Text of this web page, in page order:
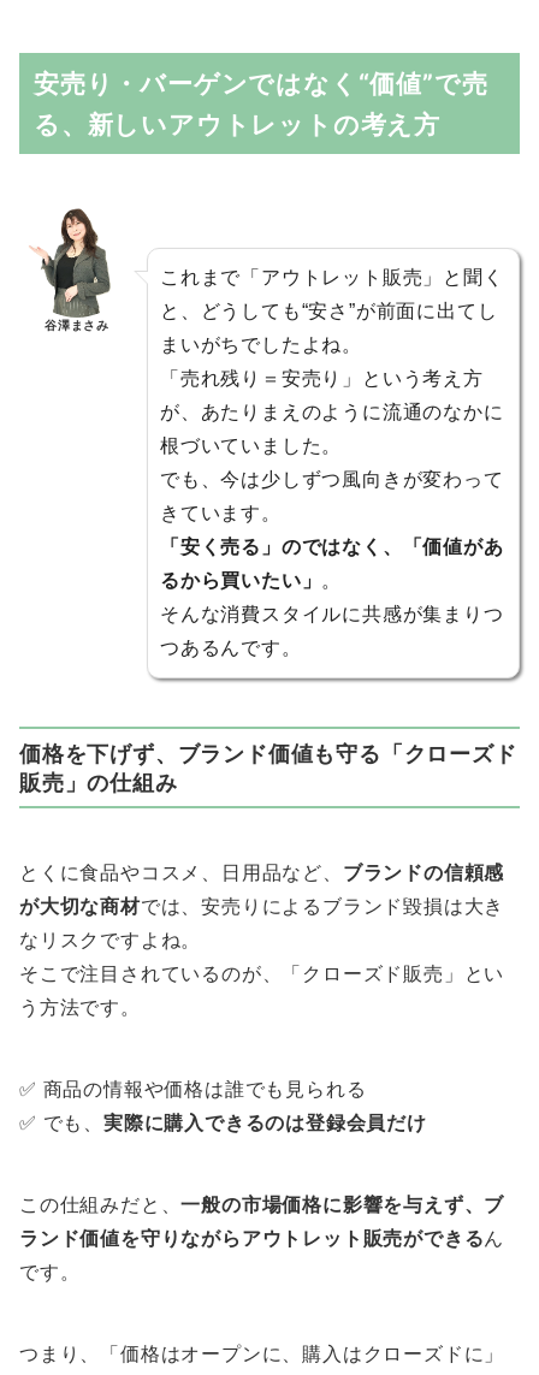
安売り・バーゲンではなく“価値”で売
る、新しいアウトレットの考え方
谷澤まさみ
これまで「アウトレット販売」と聞く
と、どうしても“安さ”が前面に出てし
まいがちでしたよね。
「売れ残り＝安売り」という考え方
が、あたりまえのように流通のなかに
根づいていました。
でも、今は少しずつ風向きが変わって
きています。
「安く売る」のではなく、「価値があ
るから買いたい」 。
そんな消費スタイルに共感が集まりつ
つあるんです。
価格を下げず、ブランド価値も守る「クローズド
販売」の仕組み
とくに食品やコスメ、日用品など、 ブランドの信頼感
が大切な商材では、安売りによるブランド毀損は大き
なリスクですよね。
そこで注目されているのが、「クローズド販売」とい
う方法です。
✅ 商品の情報や価格は誰でも見られる
✅ でも、 実際に購入できるのは登録会員だけ
この仕組みだと、一般の市場価格に影響を与えず、ブ
ランド価値を守りながらアウトレット販売ができるん
です。
つまり、「価格はオープンに、購入はクローズドに」